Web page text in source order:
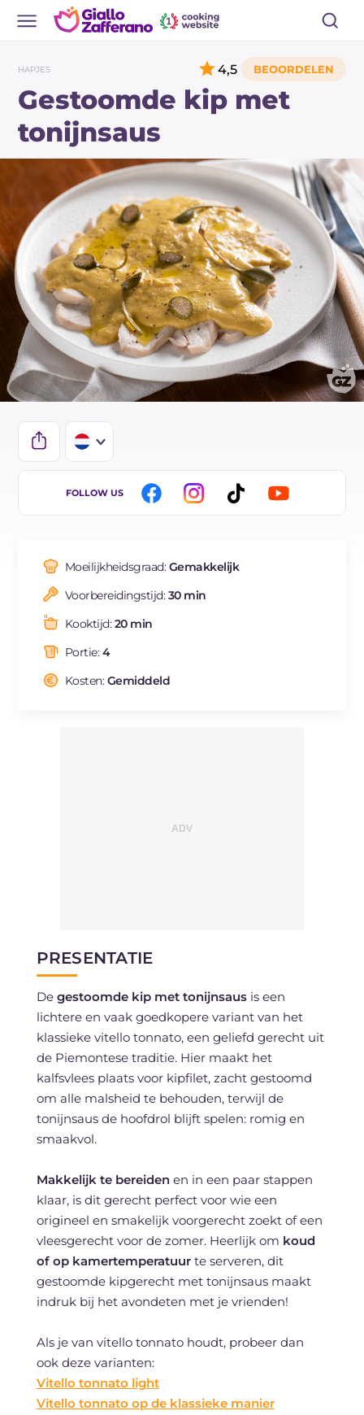
HAPJES
Gestoomde kip met
tonijnsaus
4,5
IT
ES
FR
BR
FOLLOW US
Moeilijkheidsgraad:Gemakkelijk
Voorbereidingstijd:30 min
Kooktijd:20 min
Portie:4
Kosten:Gemiddeld
PRESENTATIE
De gestoomde kip met tonijnsausis een
lichtere en vaak goedkopere variant van het
klassieke vitello tonnato, een geliefd gerecht uit
de Piemontese traditie. Hier maakt het
kalfsvlees plaats voor kipfilet, zacht gestoomd
om alle malsheid te behouden, terwijl de
tonijnsaus de hoofdrol blijft spelen: romig en
smaakvol.
Makkelijk te bereidenen in een paar stappen
klaar, is dit gerecht perfect voor wie een
origineel en smakelijk voorgerecht zoekt of een
vleesgerecht voor de zomer. Heerlijk om koud
of op kamertemperatuurte serveren, dit
gestoomde kipgerecht met tonijnsaus maakt
indruk bij het avondeten met je vrienden!
Als je van vitello tonnato houdt, probeer dan
ook deze varianten:
Vitello tonnato light
Vitello tonnato op de klassieke manier